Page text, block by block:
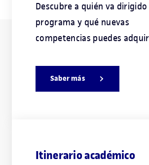
Descubre a quién va
programa y qué nuevas
competencias puedes
Saber más
Itinerario académico